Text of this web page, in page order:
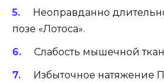
Неоправданно
позе «Лотоса».
Слабость мышечной
Избыточное натяжение